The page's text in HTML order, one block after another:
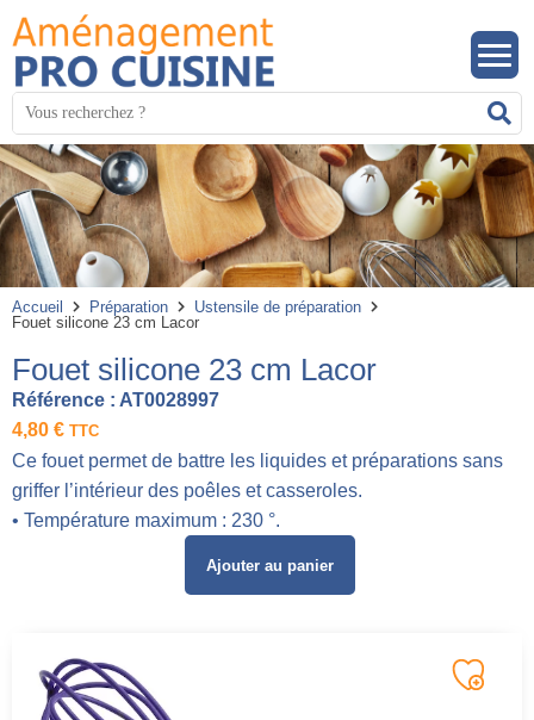
Mots
clés
:
Accueil Préparation
Ustensile de préparation
Fouet silicone 23 cm Lacor
Fouet silicone 23 cm Lacor
Référence : AT0028997
4,80 € TTC
Ce fouet permet de battre les liquides et préparations sans
griffer l’intérieur des poêles et casseroles.
• Température maximum : 230 °.
Ajouter au panier
Panneau de gestion des cookies